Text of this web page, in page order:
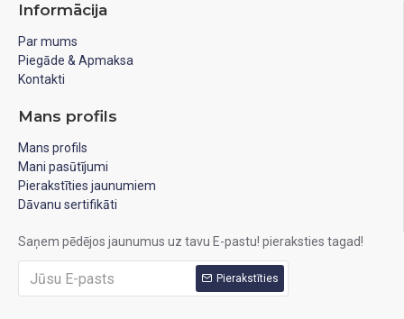
Informācija
Par mums
Piegāde & Apmaksa
Kontakti
Mans profils
Mans profils
Mani pasūtījumi
Pierakstīties jaunumiem
Dāvanu sertifikāti
Saņem pēdējos jaunumus uz tavu E-pastu! pieraksties tagad!
Pierakstīties